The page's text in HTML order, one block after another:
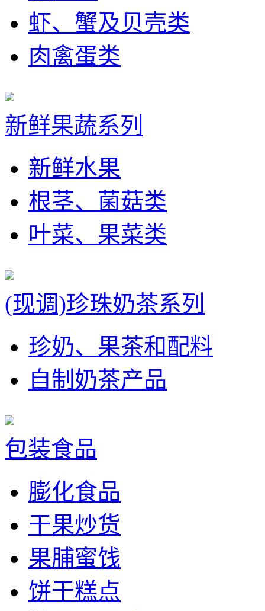
虾、蟹及贝壳类
肉禽蛋类
新鲜果蔬系列
新鲜水果
根茎、菌菇类
叶菜、果菜类
(现调)珍珠奶茶系列
珍奶、果茶和配料
自制奶茶产品
包装食品
膨化食品
干果炒货
果脯蜜饯
饼干糕点